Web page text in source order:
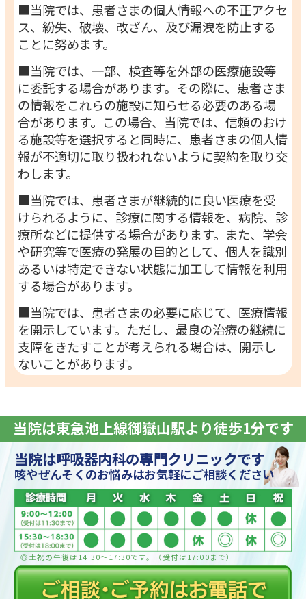
■当院では、患者さまの個人情報への不正アクセ
ス、紛失、破壊、改ざん、及び漏洩を防止する
ことに努めます。
■当院では、一部、検査等を外部の医療施設等
に委託する場合があります。その際に、患者さま
の情報をこれらの施設に知らせる必要のある場
合があります。この場合、当院では、信頼のおけ
る施設等を選択すると同時に、患者さまの個人情
報が不適切に取り扱われないように契約を取り交
わします。
■当院では、患者さまが継続的に良い医療を受
けられるように、診療に関する情報を、病院、診
療所などに提供する場合があります。また、学会
や研究等で医療の発展の目的として、個人を識別
あるいは特定できない状態に加工して情報を利用
する場合があります。
■当院では、患者さまの必要に応じて、医療情報
を開示しています。ただし、最良の治療の継続に
支障をきたすことが考えられる場合は、開示し
ないことがあります。
当院は東急池上線御嶽山駅より徒歩1分です
当院は呼吸器内科の専門クリニックです
咳やぜんそくのお悩みはお気軽にご相談ください
◎土祝の午後は14:30〜17:30です。（受付は17:00まで）